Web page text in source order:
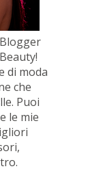
di moda
che
Puoi
le mie